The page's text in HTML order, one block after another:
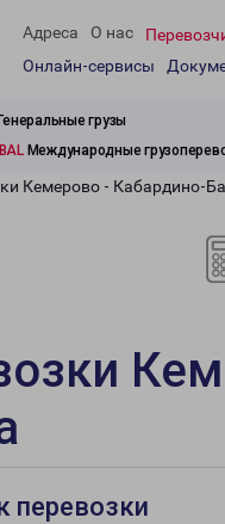
Адреса О нас
Онлайн-сервисы
грузы
Международные
Кемерово - Кабардино-
перевозки